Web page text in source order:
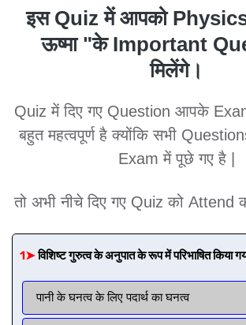
इस Quiz में आपको
ऊष्मा"के Important
मिलेंगे।
Quiz में दिए गए Question आपके
बहुत महत्वपूर्ण है क्योंकि सभी
Exam में पूछे गए है |
तो अभी नीचे दिए गए Quiz को Attend
1➤विशिष्ट गुरुत्व के अनुपात के रूप में परिभाषित किया
पानी के घनत्व के लिए पदार्थ का घनत्व